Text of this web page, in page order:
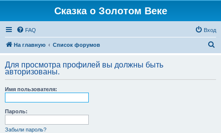
Сказка о Золотом Веке
FAQ Вход
На главную Список форумов
с
Для просмотра профилей вы должны быть
авторизованы.
Имя пользователя:
Пароль:
Забыли пароль?